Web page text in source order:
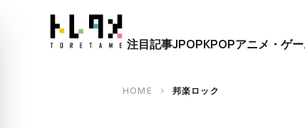
close
注目記事JPOPKPOPアニメ・ゲ
HOME chevron_right 邦楽ロック